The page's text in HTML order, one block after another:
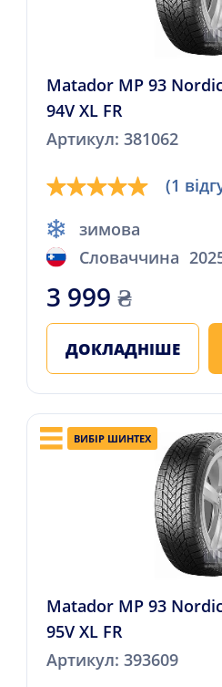
Matador MP 93
94V XL FR
Артикул: 381062
(1
зимова
Словаччина
3 999 ₴
ДОКЛАДНІШЕ
ВИБІР ШИНТЕХ
Matador MP 93
95V XL FR
Артикул: 393609